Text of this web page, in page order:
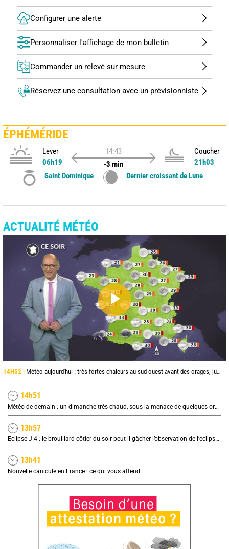
Configurer une alerte
Personnaliser l'affichage de mon bulletin
Commander un relevé sur mesure
Réservez une consultation avec un prévisionniste
ÉPHÉMÉRIDE
Lever
06h19
14:43
-3 min
Coucher
21h03
Saint Dominique
Dernier croissant de Lune
ACTUALITÉ MÉTÉO
14H52 | Météo aujourd'hui : très fortes chaleurs au sud-ouest avant des orages, jusqu'à 39°C
14h51
Météo de demain : un dimanche très chaud, sous la menace de quelques orages
13h57
Eclipse J-4 : le brouillard côtier du soir peut-il gâcher l’observation de l’éclipse à la plage ?
13h41
Nouvelle canicule en France : ce qui vous attend